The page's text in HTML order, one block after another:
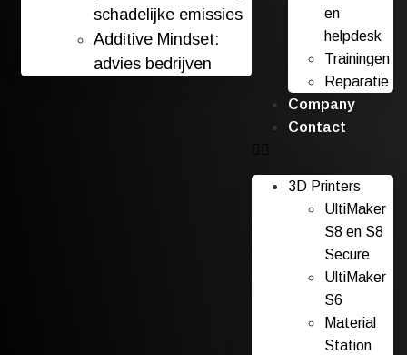
schadelijke emissies
Additive Mindset:
advies bedrijven
en
helpdesk
Trainingen
Reparatie
Company
Contact
3D Printers
UltiMaker
S8 en S8
Secure
UltiMaker
S6
Material
Station